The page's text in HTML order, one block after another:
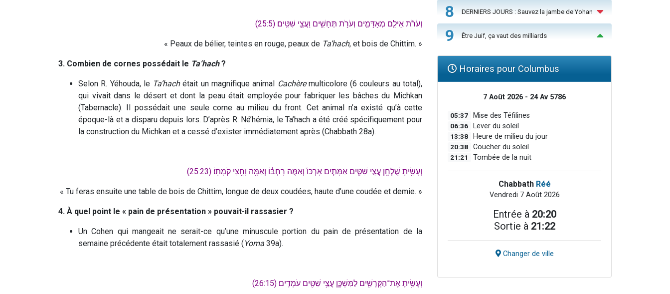
וְעֹרֹ֨ת אֵילִ֧ם מְאָדָּמִ֛ים וְעֹרֹ֥ת תְּחָשִׁ֖ים וַעֲצֵ֥י שִׁטִּֽים׃ (25:5)
« Peaux de bélier, teintes en rouge, peaux de Ta’hach, et bois de Chittim. »
3. Combien de cornes possédait le Ta’hach?
Selon R. Yéhouda, le Ta’hachétait un magnifique animal Cachèremulticolore (6 couleurs au total),
qui vivait dans le désert et dont la peau était employée pour fabriquer les bâches du Michkan
(Tabernacle). Il possédait une seule corne au milieu du front. Cet animal n’a existé qu’à cette
époque-là et a disparu depuis lors. D’après R. Né’hémia, le Ta’hach a été créé spécifiquement pour
la construction du Michkan et a cessé d’exister immédiatement après (Chabbath 28a).
וְעָשִׂ֥יתָ שֻׁלְחָ֖ן עֲצֵ֣י שִׁטִּ֑ים אַמָּתַ֤יִם אָרְכּוֹ֙ וְאַמָּ֣ה רָחְבּ֔וֹ וְאַמָּ֥ה וָחֵ֖צִי קֹמָתֽוֹ׃ (25:23)
« Tu feras ensuite une table de bois de Chittim, longue de deux coudées, haute d’une coudée et demie. »
4. À quel point le « pain de présentation » pouvait-il rassasier ?
Un Cohen qui mangeait ne serait-ce qu’une minuscule portion du pain de présentation de la
semaine précédente était totalement rassasié ( Yoma 39a).
וְעָשִׂ֥יתָ אֶת־הַקְּרָשִׁ֖ים לַמִּשְׁכָּ֑ן עֲצֵ֥י שִׁטִּ֖ים עֹמְדִֽים׃ (26:15)
8 DERNIERS JOURS : Sauvez la jambe de Yohan
9 Être Juif, ça vaut des milliards
Horaires pour Columbus
7 Août 2026 - 24 Av 5786
05:37 Mise des Téfilines
06:36 Lever du soleil
13:38 Heure de milieu du jour
20:38 Coucher du soleil
21:21 Tombée de la nuit
Chabbath Réé
Vendredi 7 Août 2026
Entrée à 20:20
Sortie à 21:22
Changer de ville